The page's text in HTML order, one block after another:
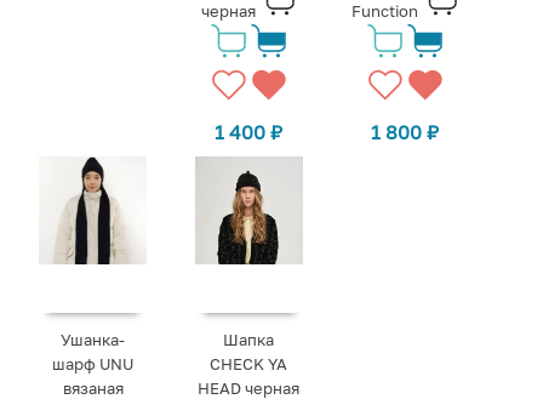
черная
1 400₽
Function
1 800₽
Ушанка-
шарф UNU
вязаная
Шапка
CHECK YA
HEAD черная